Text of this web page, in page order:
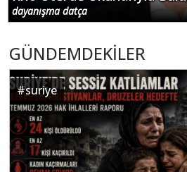
GÜNDEMDEKİLER
#suriye